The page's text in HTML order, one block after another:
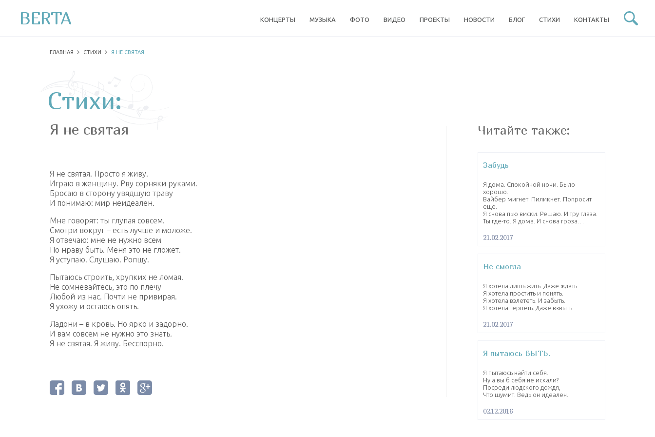
BERTA КОНЦЕРТЫ МУЗЫКА ФОТО ВИДЕО ПРОЕКТЫ НОВОСТИ БЛОГ СТИХИ КОНТАКТЫ
ГЛАВНАЯ СТИХИ Я НЕ СВЯТАЯ
Стихи:
Я не святая
Я не святая. Просто я живу.
Играю в женщину. Рву сорняки руками.
Бросаю в сторону увядшую траву
И понимаю: мир неидеален.
Мне говорят: ты глупая совсем.
Смотри вокруг – есть лучше и моложе.
Я отвечаю: мне не нужно всем
По нраву быть. Меня это не гложет.
Я уступаю. Слушаю. Ропщу.
Пытаюсь строить, хрупких не ломая.
Не сомневайтесь, это по плечу
Любой из нас. Почти не привирая.
Я ухожу и остаюсь опять.
Ладони – в кровь. Но ярко и задорно.
И вам совсем не нужно это знать.
Я не святая. Я живу. Бесспорно.
Читайте также:
Забудь
Я дома. Спокойной ночи. Было
хорошо.
Вайбер мигнет. Пиликнет. Попросит
еще.
Я снова пью виски. Решаю. И тру глаза.
Ты где-то. Я дома. И снова гроза…
21.02.2017
Не смогла
Я хотела лишь жить. Даже ждать.
Я хотела простить и понять.
Я хотела взлететь. И забыть.
Я хотела терпеть. Даже взвыть.
21.02.2017
Я пытаюсь БЫТЬ.
Я пытаюсь найти себя.
Ну а вы б себя не искали?
Посреди людского дождя,
Что шумит. Ведь он идеален.
02.12.2016